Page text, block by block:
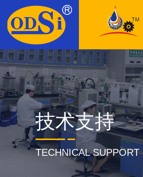
技术支持
TECHNICAL SUPPORT